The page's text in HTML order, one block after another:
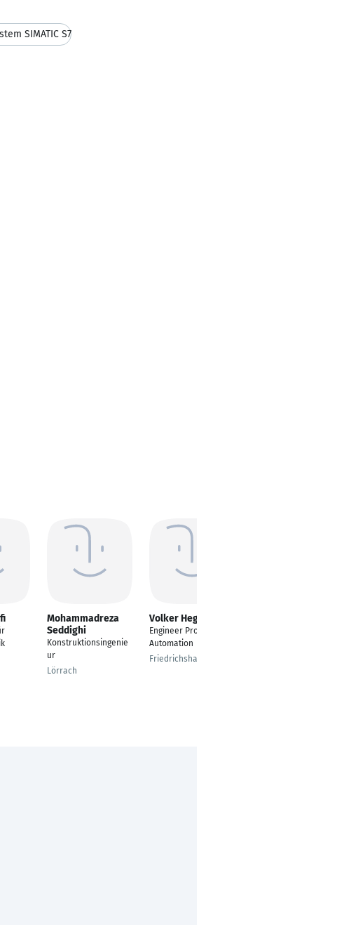
SIMATIC S7
Mohammadreza
Seddighi
Konstruktionsingenie
ur
Lörrach
Volker Hegelau
Engineer Process
Automation
Friedrichshafen